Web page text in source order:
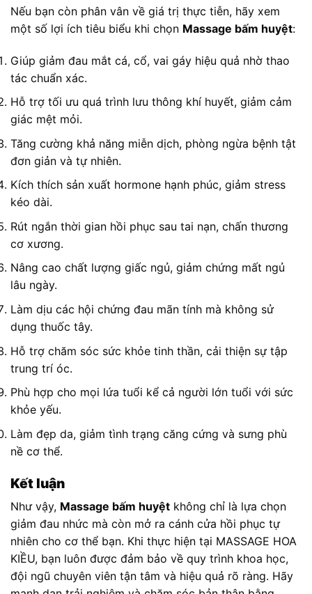
Nếu bạn còn phân vân về giá trị thực tiễn, hãy xem
một số lợi ích tiêu biểu khi chọn Massage bấm huyệt:
Giúp giảm đau mắt cá, cổ, vai gáy hiệu quả nhờ thao
tác chuẩn xác.
Hỗ trợ tối ưu quá trình lưu thông khí huyết, giảm cảm
giác mệt mỏi.
Tăng cường khả năng miễn dịch, phòng ngừa bệnh tật
đơn giản và tự nhiên.
Kích thích sản xuất hormone hạnh phúc, giảm stress
kéo dài.
Rút ngắn thời gian hồi phục sau tai nạn, chấn thương
cơ xương.
Nâng cao chất lượng giấc ngủ, giảm chứng mất ngủ
lâu ngày.
Làm dịu các hội chứng đau mãn tính mà không sử
dụng thuốc tây.
Hỗ trợ chăm sóc sức khỏe tinh thần, cải thiện sự tập
trung trí óc.
Phù hợp cho mọi lứa tuổi kể cả người lớn tuổi với sức
khỏe yếu.
Làm đẹp da, giảm tình trạng căng cứng và sưng phù
nề cơ thể.
Kết luận
Như vậy, Massage bấm huyệt không chỉ là lựa chọn
giảm đau nhức mà còn mở ra cánh cửa hồi phục tự
nhiên cho cơ thể bạn. Khi thực hiện tại MASSAGE HOA
KIỀU, bạn luôn được đảm bảo về quy trình khoa học,
đội ngũ chuyên viên tận tâm và hiệu quả rõ ràng. Hãy